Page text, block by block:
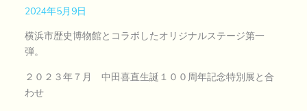
2024年5月9日
横浜市歴史博物館とコラボしたオリジナルステージ第一
弾。
２０２３年７月 中田喜直生誕１００周年記念特別展と合
わせ